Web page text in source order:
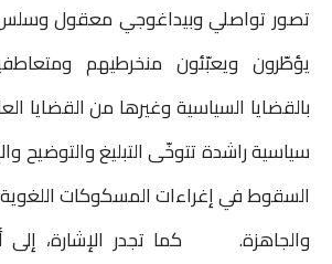
تصور تواصلي وبيداغوجي معقول
يؤطّرون ويعبّئون منخرطيهم
بالقضايا السياسية وغيرها من القضايا
سياسية راشدة تتوخّى التبليغ والتوضيح
السقوط في إغراءات المسكوكات
والجاهزة. كما تجدر الإشارة،